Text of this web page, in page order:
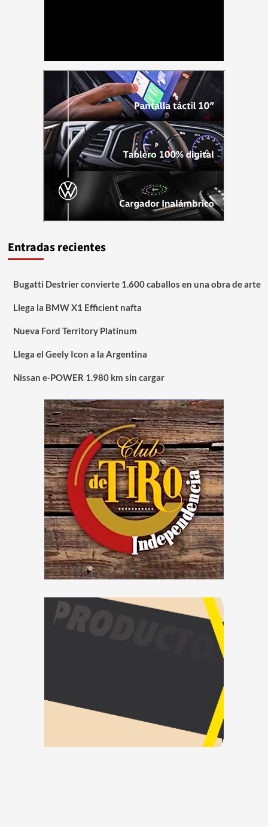
Entradas recientes
Bugatti Destrier convierte 1.600 caballos en una obra de arte
Llega la BMW X1 Efficient nafta
Nueva Ford Territory Platinum
Llega el Geely Icon a la Argentina
Nissan e-POWER 1.980 km sin cargar